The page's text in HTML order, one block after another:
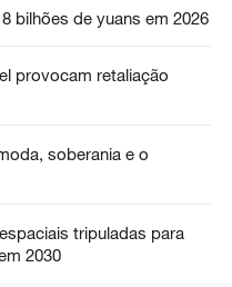
bilhões de yuans em 2026
provocam retaliação
soberania e o
tripuladas para
2030